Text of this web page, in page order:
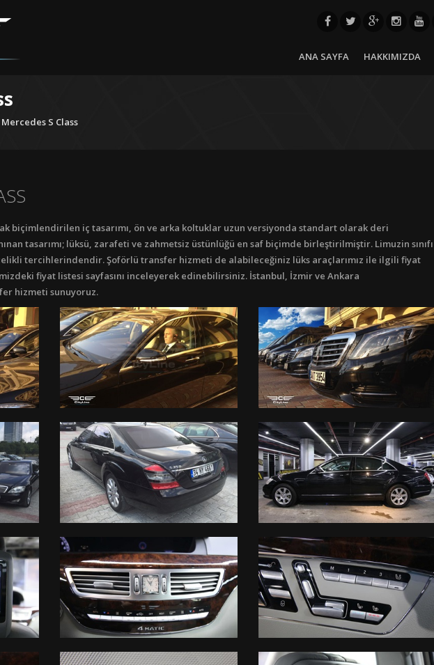
ANA SAYFA HAKKIMIZDA
Mercedes S Class
biçimlendirilen iç tasarımı, ön ve arka koltuklar uzun versiyonda standart olarak deri
tasarımı; lüksü, zarafeti ve zahmetsiz üstünlüğü en saf biçimde birleştirilmiştir. Limuzin sınıfı
tercihlerindendir. Şoförlü transfer hizmeti de alabileceğiniz lüks araçlarımız ile ilgili fiyat
fiyat listesi sayfasını inceleyerek edinebilirsiniz. İstanbul, İzmir ve Ankara
hizmeti sunuyoruz.